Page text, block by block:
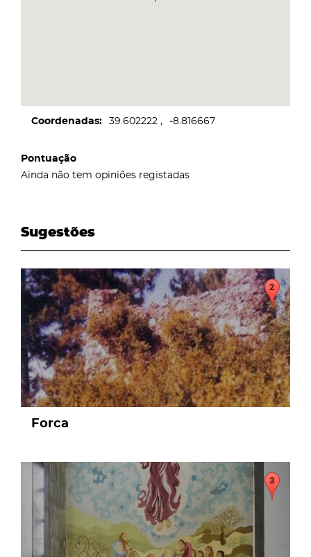
Coordenadas 39.602222 -8.816667
Pontuação
Ainda não tem opiniões registadas
Sugestões
page
Forca
page